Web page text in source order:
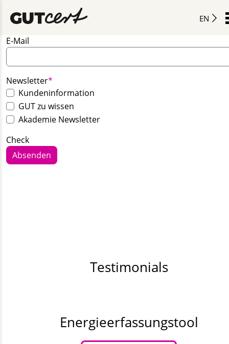
EN
E-Mail
Pflichtfeld
Newsletter*
Kundeninformation
GUT zu wissen
Akademie Newsletter
Check
Absenden
Testimonials
Energieerfassungstool